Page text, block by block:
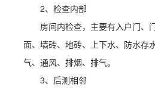
2、检查内部
房间内检查，主要有入户门、
面、墙砖、地砖、上下水、防水存
气、通风、排烟、排气。
3、后测相邻